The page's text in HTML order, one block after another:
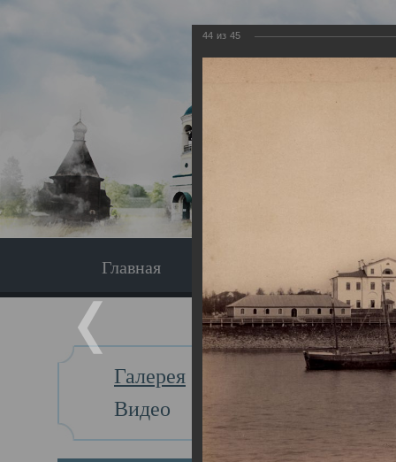
Главная
Галерея
Видео
Главная
44 из 45